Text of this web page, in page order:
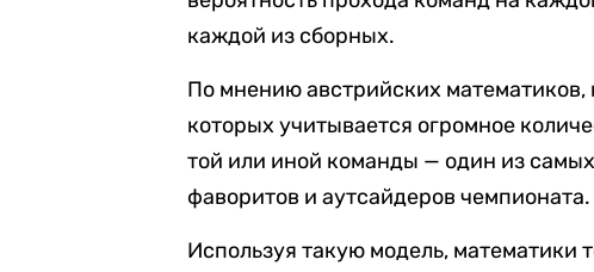
каждой из сборных.
По мнению австрийских математиков,
которых учитывается огромное
той или иной команды — один из
фаворитов и аутсайдеров чемпионата.
Используя такую модель, математики